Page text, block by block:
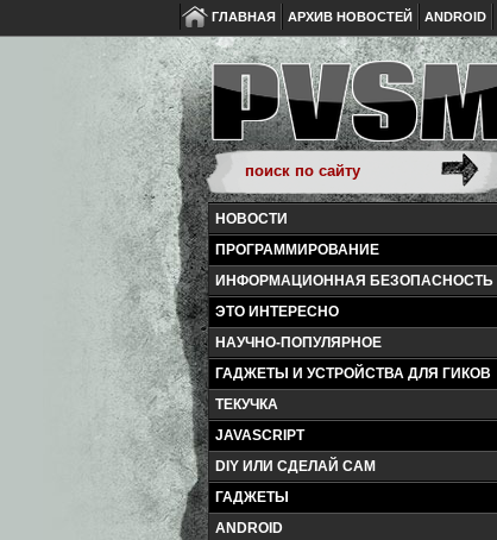
ГЛАВНАЯ АРХИВ НОВОСТЕЙ ANDROID
НОВОСТИ
ПРОГРАММИРОВАНИЕ
ИНФОРМАЦИОННАЯ БЕЗОПАСНОСТЬ
ЭТО ИНТЕРЕСНО
НАУЧНО-ПОПУЛЯРНОЕ
ГАДЖЕТЫ И УСТРОЙСТВА ДЛЯ ГИКОВ
ТЕКУЧКА
JAVASCRIPT
DIY ИЛИ СДЕЛАЙ САМ
ГАДЖЕТЫ
ANDROID